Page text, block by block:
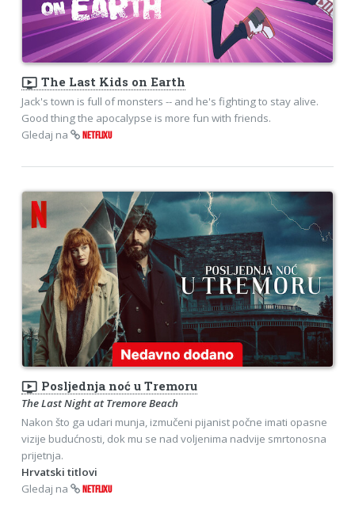
ondemand_video The Last Kids on Earth
Jack's town is full of monsters -- and he's fighting to stay alive.
Good thing the apocalypse is more fun with friends.
Gledaj na
NETFLIXU
ondemand_video Posljednja noć u Tremoru
The Last Night at Tremore Beach
Nakon što ga udari munja, izmučeni pijanist počne imati opasne
vizije budućnosti, dok mu se nad voljenima nadvije smrtonosna
prijetnja.
Hrvatski titlovi
Gledaj na
NETFLIXU